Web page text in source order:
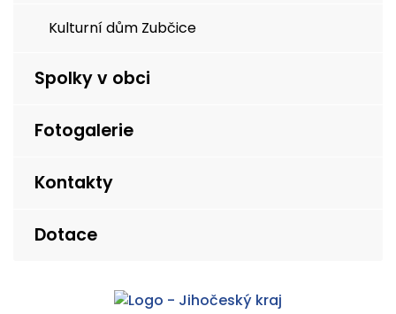
Kulturní dům Zubčice
Spolky v obci
Fotogalerie
Kontakty
Dotace